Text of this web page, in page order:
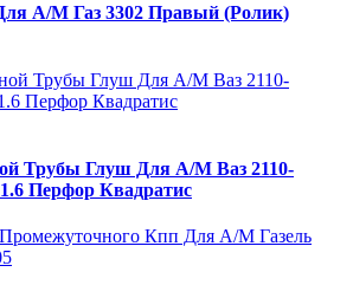
А/М Газ 3302 Правый (Ролик)
Трубы Глуш Для А/М Ваз 2110-
Перфор Квадратис